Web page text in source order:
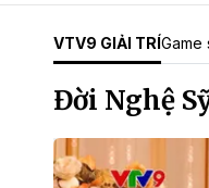
VTV9 GIẢI TRÍGame
Đời Nghệ